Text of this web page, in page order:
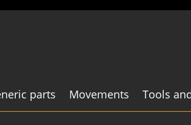
parts Movements Tools